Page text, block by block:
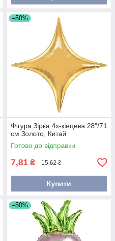
–50%
Фігура Зірка 4х-кінцева 28"/71
см Золото, Китай
Готово до відправки
7,81 ₴ 15,62 ₴
Купити
–50%